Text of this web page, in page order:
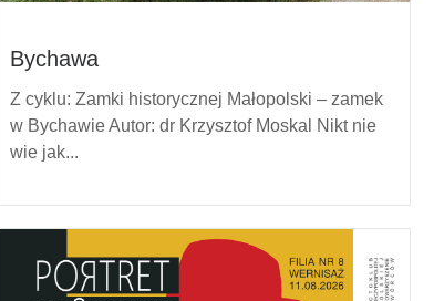
Bychawa
Z cyklu: Zamki historycznej Małopolski – zamek
w Bychawie Autor: dr Krzysztof Moskal Nikt nie
wie jak...